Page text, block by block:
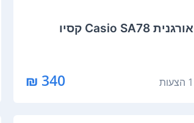
‏אורגנית Casio SA78 קסיו
1 הצעות 340 ₪